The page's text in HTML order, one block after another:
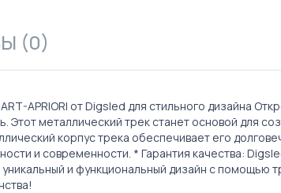
(0)
APRIORI от Digsled для стильного дизайна
Этот металлический трек станет основой для
корпус трека обеспечивает его
и современности. * Гарантия качества:
и функциональный дизайн с помощью